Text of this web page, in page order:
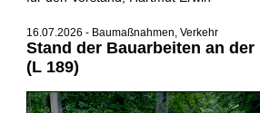
16.07.2026 - Baumaßnahmen, Verkehr
Stand der Bauarbeiten an
(L 189)